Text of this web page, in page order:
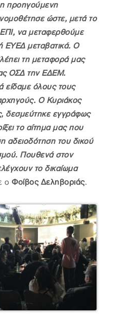
η προηγούμενη
ώστε, μετά το
να μεταφερθούμε
ΕΥΕΔ μεταβατικά. Ο
τη μεταφορά μας
ΟΣΔ την ΕΔΕΜ.
είδαμε όλους τους
Ο Κυριάκος
δεσμεύτηκε εγγράφως
το αίτημα μας που
αδειοδότηση του δικού
Πουθενά στον
το δικαίωμα
ο Φοίβος Δεληβοριάς.